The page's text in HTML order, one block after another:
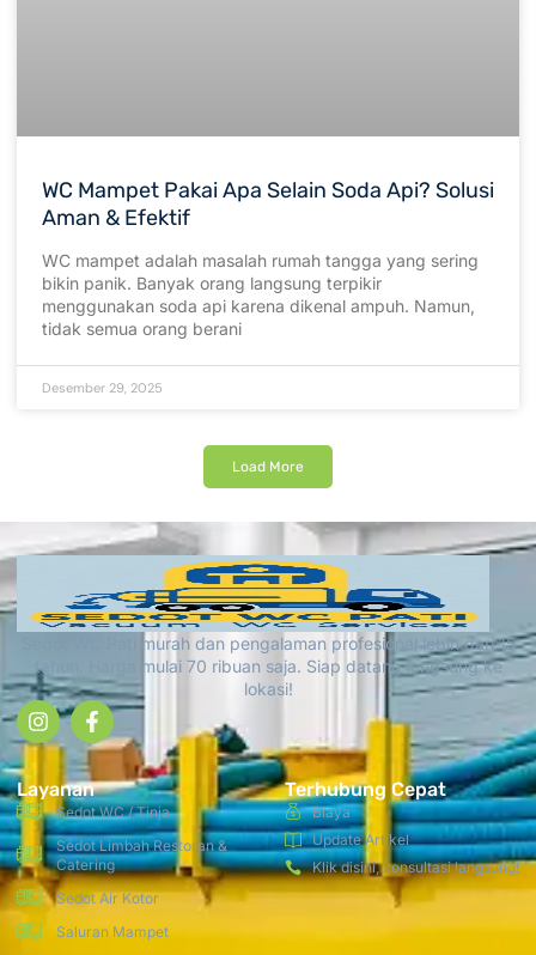
WC Mampet Pakai Apa Selain Soda Api? Solusi
Aman & Efektif
WC mampet adalah masalah rumah tangga yang sering
bikin panik. Banyak orang langsung terpikir
menggunakan soda api karena dikenal ampuh. Namun,
tidak semua orang berani
Desember 29, 2025
Load More
Sedot WC Pati murah dan pengalaman profesional lebih dari 15
tahun. Harga mulai 70 ribuan saja. Siap datang langsung ke
lokasi!
Layanan
Sedot WC / Tinja
Sedot Limbah Restoran &
Catering
Sedot Air Kotor
Saluran Mampet
Terhubung Cepat
Biaya
Update Artikel
Klik disini, konsultasi langsung!